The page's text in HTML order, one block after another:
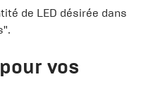
de LED désirée dans
vos